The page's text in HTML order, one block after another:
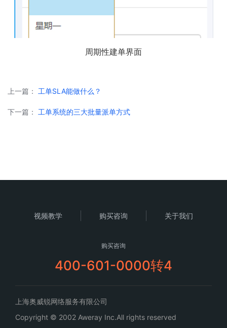
周期性建单界面
上一篇： 工单SLA能做什么？
下一篇： 工单系统的三大批量派单方式
视频教学 购买咨询 关于我们
购买咨询
400-601-0000转4
上海奥威锐网络服务有限公司
Copyright © 2002 Aweray Inc.All rights reserved